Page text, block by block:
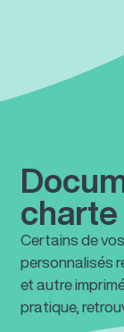
Certains de
personnalisés
et autre
pratique,